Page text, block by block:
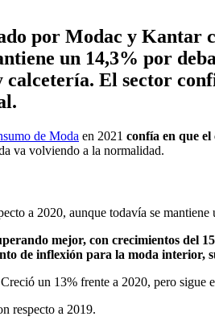
por Modac y Kantar
un 14,3% por
El sector
de Moda en 2021 confía en que
va volviendo a la normalidad.
a 2020, aunque todavía se
mejor, con crecimientos del
de inflexión para la moda interior,
un 13% frente a 2020, pero sigue
respecto a 2019.